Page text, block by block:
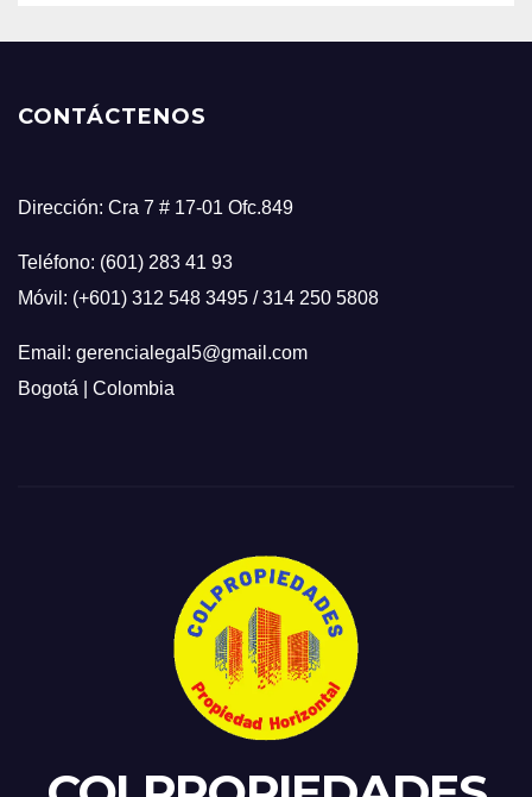
CONTÁCTENOS
Dirección: Cra 7 # 17-01 Ofc.849
Teléfono: (601) 283 41 93
Móvil: (+601) 312 548 3495 / 314 250 5808
Email: gerencialegal5@gmail.com
Bogotá | Colombia